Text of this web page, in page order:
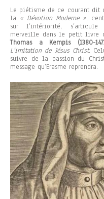
Le piétisme de ce courant dit
la « Dévotion Moderne »,
sur l’intériorité, s’articule
merveille dans le petit livre
Thomas a Kempis (1380-
L’imitation de Jésus Christ.
suivre de la passion du
message qu’Erasme reprendra.